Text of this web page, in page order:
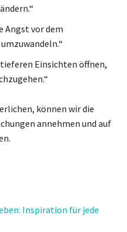
Angst vor dem
tieferen Einsichten öffnen,
können wir die
annehmen und auf
Inspiration für jede